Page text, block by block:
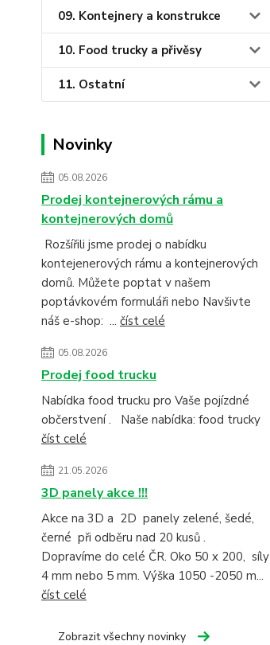
09. Kontejnery a konstrukce
10. Food trucky a přivěsy
11. Ostatní
Novinky
05.08.2026
Prodej kontejnerových rámu a
kontejnerových domů
Rozšířili jsme prodej o nabídku
kontejenerových rámu a kontejnerových
domů. Můžete poptat v našem
poptávkovém formuláři nebo Navšivte
náš e-shop: ... číst celé
05.08.2026
Prodej food trucku
Nabídka food trucku pro Vaše pojízdné
občerstvení . Naše nabídka: food trucky
číst celé
21.05.2026
3D panely akce !!!
Akce na 3D a 2D panely zelené, šedé,
černé při odběru nad 20 kusů .
Dopravíme do celé ČR. Oko 50 x 200, síly
4 mm nebo 5 mm. Výška 1050 -2050 m...
číst celé
Zobrazit všechny novinky